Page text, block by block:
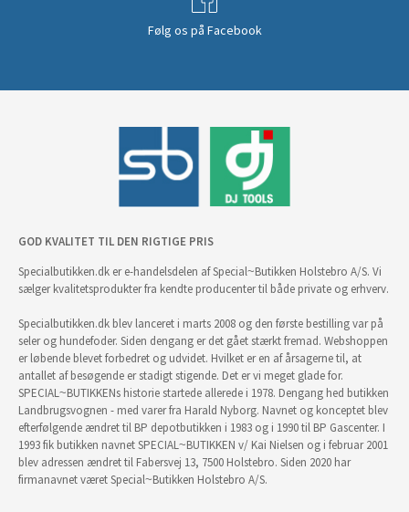
Følg os på Facebook
GOD KVALITET TIL DEN RIGTIGE PRIS
Specialbutikken.dk er e-handelsdelen af Special~Butikken Holstebro A/S. Vi
sælger kvalitetsprodukter fra kendte producenter til både private og erhverv.
Specialbutikken.dk blev lanceret i marts 2008 og den første bestilling var på
seler og hundefoder. Siden dengang er det gået stærkt fremad. Webshoppen
er løbende blevet forbedret og udvidet. Hvilket er en af årsagerne til, at
antallet af besøgende er stadigt stigende. Det er vi meget glade for.
SPECIAL~BUTIKKENs historie startede allerede i 1978. Dengang hed butikken
Landbrugsvognen - med varer fra Harald Nyborg. Navnet og konceptet blev
efterfølgende ændret til BP depotbutikken i 1983 og i 1990 til BP Gascenter. I
1993 fik butikken navnet SPECIAL~BUTIKKEN v/ Kai Nielsen og i februar 2001
blev adressen ændret til Fabersvej 13, 7500 Holstebro. Siden 2020 har
firmanavnet været Special~Butikken Holstebro A/S.